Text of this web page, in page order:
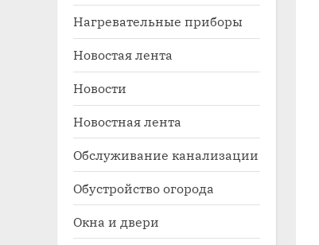
sub-
Нагревательные приборы
Новостая лента
Новости
Новостная лента
Обслуживание канализации
Обустройство огорода
Окна и двери